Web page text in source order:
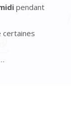
pendant
certaines